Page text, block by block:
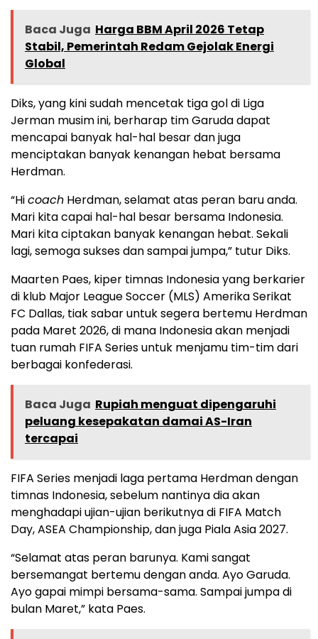
Baca Juga Harga BBM April 2026 Tetap
Stabil, Pemerintah Redam Gejolak Energi
Global
Diks, yang kini sudah mencetak tiga gol di Liga
Jerman musim ini, berharap tim Garuda dapat
mencapai banyak hal-hal besar dan juga
menciptakan banyak kenangan hebat bersama
Herdman.
“Hicoach Herdman, selamat atas peran baru anda.
Mari kita capai hal-hal besar bersama Indonesia.
Mari kita ciptakan banyak kenangan hebat. Sekali
lagi, semoga sukses dan sampai jumpa,” tutur Diks.
Maarten Paes, kiper timnas Indonesia yang berkarier
di klub Major League Soccer (MLS) Amerika Serikat
FC Dallas, tiak sabar untuk segera bertemu Herdman
pada Maret 2026, di mana Indonesia akan menjadi
tuan rumah FIFA Series untuk menjamu tim-tim dari
berbagai konfederasi.
Baca Juga Rupiah menguat dipengaruhi
peluang kesepakatan damai AS-Iran
tercapai
FIFA Series menjadi laga pertama Herdman dengan
timnas Indonesia, sebelum nantinya dia akan
menghadapi ujian-ujian berikutnya di FIFA Match
Day, ASEA Championship, dan juga Piala Asia 2027.
“Selamat atas peran barunya. Kami sangat
bersemangat bertemu dengan anda. Ayo Garuda.
Ayo gapai mimpi bersama-sama. Sampai jumpa di
bulan Maret,” kata Paes.